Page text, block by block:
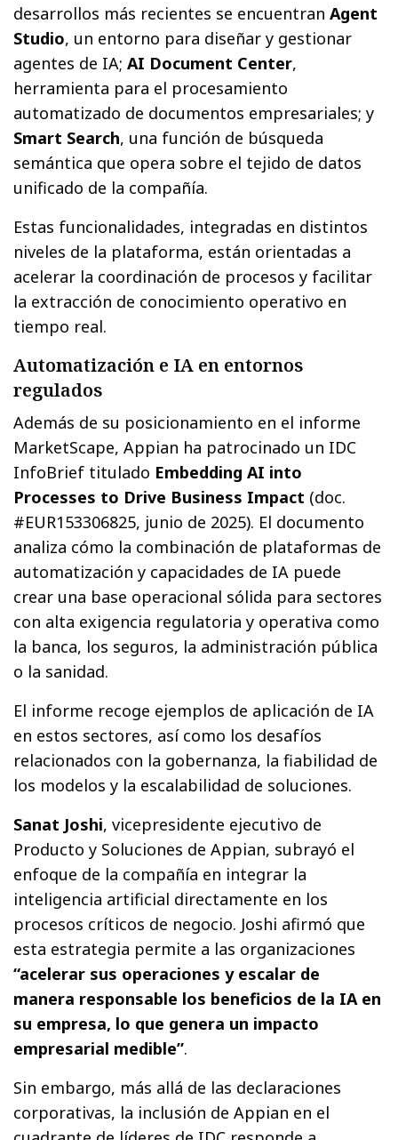
desarrollos más recientes se encuentranAgent
Studio, un entorno para diseñar y gestionar
agentes de IA;AI Document Center,
herramienta para el procesamiento
automatizado de documentos empresariales; y
Smart Search, una función de búsqueda
semántica que opera sobre el tejido de datos
unificado de la compañía.
Estas funcionalidades, integradas en distintos
niveles de la plataforma, están orientadas a
acelerar la coordinación de procesos y facilitar
la extracción de conocimiento operativo en
tiempo real.
Automatización e IA en entornos
regulados
Además de su posicionamiento en el informe
MarketScape, Appian ha patrocinado un IDC
InfoBrief titulado Embedding AI into
Processes to Drive Business Impact (doc.
#EUR153306825, junio de 2025). El documento
analiza cómo la combinación de plataformas de
automatización y capacidades de IA puede
crear una base operacional sólida para sectores
con alta exigencia regulatoria y operativa como
la banca, los seguros, la administración pública
o la sanidad.
El informe recoge ejemplos de aplicación de IA
en estos sectores, así como los desafíos
relacionados con la gobernanza, la fiabilidad de
los modelos y la escalabilidad de soluciones.
Sanat Joshi, vicepresidente ejecutivo de
Producto y Soluciones de Appian, subrayó el
enfoque de la compañía en integrar la
inteligencia artificial directamente en los
procesos críticos de negocio. Joshi afirmó que
esta estrategia permite a las organizaciones
“acelerar sus operaciones y escalar de
manera responsable los beneficios de la IA en
su empresa, lo que genera un impacto
empresarial medible”.
Sin embargo, más allá de las declaraciones
corporativas, la inclusión de Appian en el